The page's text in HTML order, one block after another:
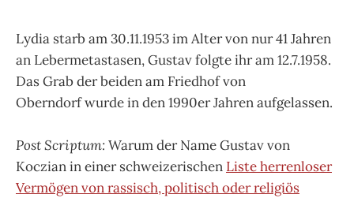
Lydia starb am 30.11.1953 im Alter von nur 41 Jahren
an Lebermetastasen, Gustav folgte ihr am 12.7.1958.
Das Grab der beiden am Friedhof von
Oberndorf wurde in den 1990er Jahren aufgelassen.
Post Scriptum:Warum der Name Gustav von
Koczian in einer schweizerischen Liste herrenloser
Vermögen von rassisch, politisch oder religiös